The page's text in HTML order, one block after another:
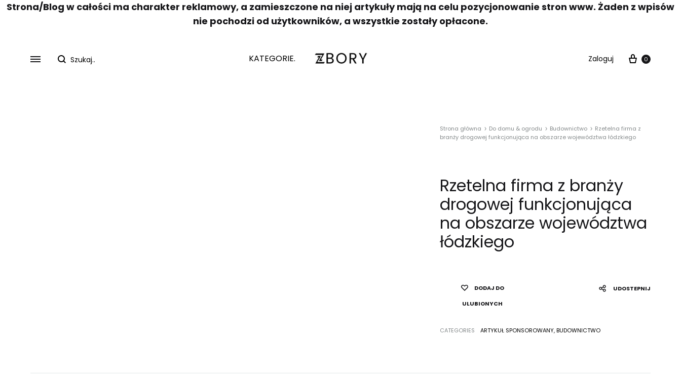
Strona/Blog w całości ma charakter reklamowy, a zamieszczone na niej artykuły mają na celu pozycjonowanie stron www. Żaden z wpisów
nie pochodzi od użytkowników, a wszystkie zostały opłacone.
KATEGORIE. Zaloguj 0
Strona główna Do domu & ogrodu Budownictwo
Rzetelna firma z
branży drogowej funkcjonująca na obszarze województwa łódzkiego
Rzetelna firma z branży
drogowej funkcjonująca
na obszarze województwa
łódzkiego
DODAJ DO
ULUBIONYCH
UDOSTEPNIJ
CATEGORIES ARTYKUŁ SPONSOROWANY,BUDOWNICTWO